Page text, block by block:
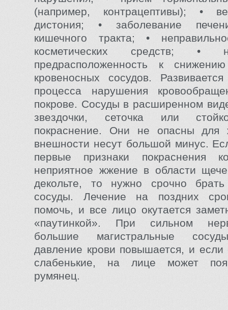
(например, контрацептивы); •
дистония; • заболевание
кишечного тракта; •
косметических средств; •
предрасположенность к
кровеносных сосудов.
процесса нарушения
покрове. Сосуды в расширенном
звездочки, сеточка или
покраснение. Они не опасны для
внешности несут большой минус.
первые признаки покраснения
неприятное жжение в области
декольте, то нужно срочно
сосуды. Лечение на поздних
помочь, и все лицо окутается
«паутинкой». При сильном
большие магистральные
давление крови повышается, и если
слабенькие, на лице может
румянец.